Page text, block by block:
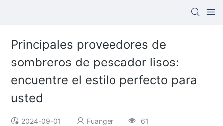
Principales proveedores de
sombreros de pescador lisos:
encuentre el estilo perfecto para
usted
2024-09-01 Fuanger 61